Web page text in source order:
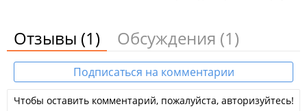
Отзывы (1) Обсуждения (1)
Подписаться на комментарии
Чтобы оставить комментарий, пожалуйста, авторизуйтесь!